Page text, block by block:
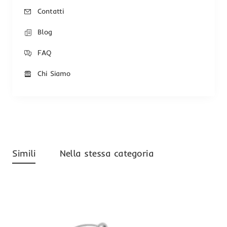
Contatti
Blog
FAQ
Chi Siamo
Simili Nella stessa categoria